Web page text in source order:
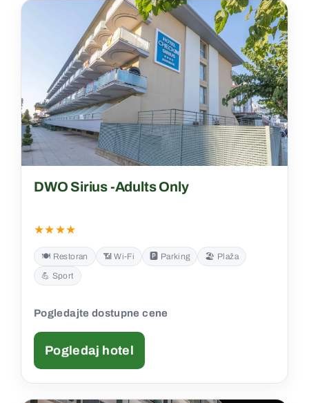
DWO Sirius -Adults Only
★★★★
🍽️ Restoran 📶 Wi‑Fi 🅿️ Parking
🏖️ Plaža
💪 Sport
Pogledajte dostupne cene
Pogledaj hotel